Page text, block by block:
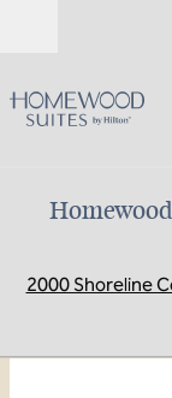
2000 Shoreline